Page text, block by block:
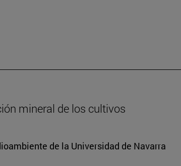
mineral de los cultivos
de la Universidad de Navarra